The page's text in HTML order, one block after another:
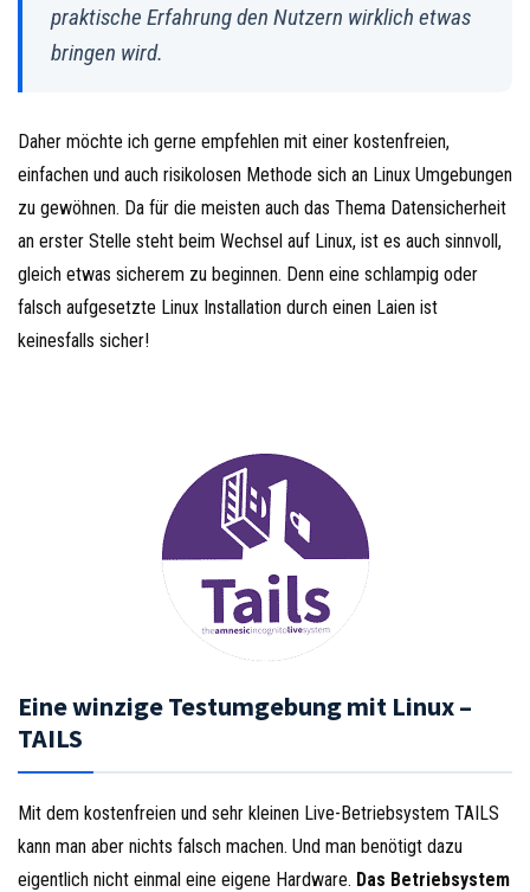
praktische Erfahrung den Nutzern wirklich etwas
bringen wird.
Daher möchte ich gerne empfehlen mit einer kostenfreien,
einfachen und auch risikolosen Methode sich an Linux Umgebungen
zu gewöhnen. Da für die meisten auch das Thema Datensicherheit
an erster Stelle steht beim Wechsel auf Linux, ist es auch sinnvoll,
gleich etwas sicherem zu beginnen. Denn eine schlampig oder
falsch aufgesetzte Linux Installation durch einen Laien ist
keinesfalls sicher!
Eine winzige Testumgebung mit Linux –
TAILS
Mit dem kostenfreien und sehr kleinen Live-Betriebsystem TAILS
kann man aber nichts falsch machen. Und man benötigt dazu
eigentlich nicht einmal eine eigene Hardware. Das Betriebsystem